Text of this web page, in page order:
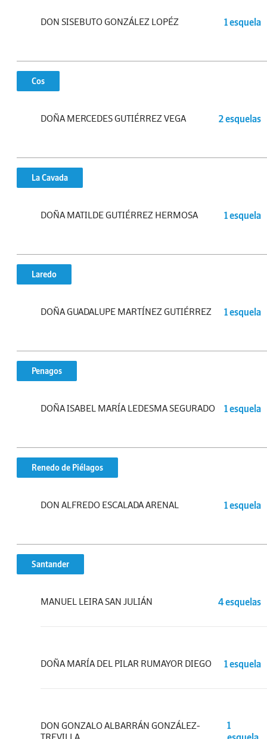
DON SISEBUTO GONZÁLEZ LOPÉZ 1 esquela
Cos
DOÑA MERCEDES GUTIÉRREZ VEGA 2 esquelas
La Cavada
DOÑA MATILDE GUTIÉRREZ HERMOSA 1 esquela
Laredo
DOÑA GUADALUPE MARTÍNEZ GUTIÉRREZ 1 esquela
Penagos
DOÑA ISABEL MARÍA LEDESMA SEGURADO 1 esquela
Renedo de Piélagos
DON ALFREDO ESCALADA ARENAL 1 esquela
Santander
MANUEL LEIRA SAN JULIÁN 4 esquelas
DOÑA MARÍA DEL PILAR RUMAYOR DIEGO 1 esquela
DON GONZALO ALBARRÁN GONZÁLEZ-
TREVILLA
1